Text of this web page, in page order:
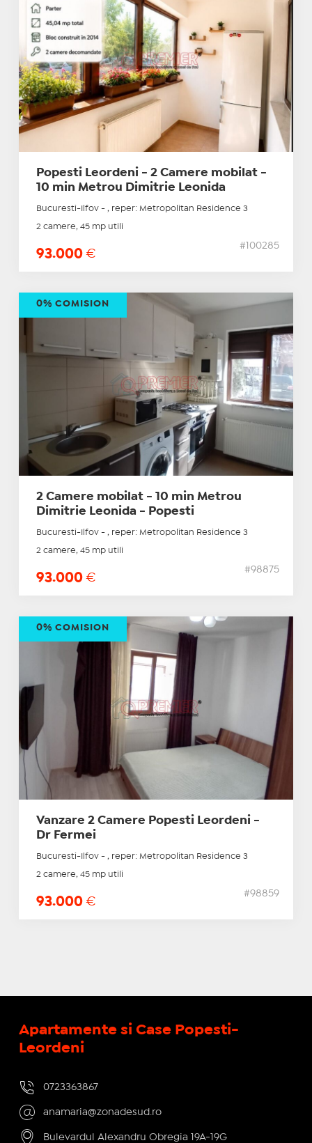
Popesti Leordeni - 2 Camere mobilat -
10 min Metrou Dimitrie Leonida
Bucuresti-Ilfov - , reper: Metropolitan Residence 3
2 camere, 45 mp utili
93.000 €
#100285
2 Camere mobilat - 10 min Metrou
Dimitrie Leonida - Popesti
Bucuresti-Ilfov - , reper: Metropolitan Residence 3
2 camere, 45 mp utili
93.000 €
#98875
0% COMISION
Vanzare 2 Camere Popesti Leordeni -
Dr Fermei
Bucuresti-Ilfov - , reper: Metropolitan Residence 3
2 camere, 45 mp utili
93.000 €
#98859
0% COMISION
Apartamente si Case Popesti-
Leordeni
0723363867
anamaria@zonadesud.ro
Bulevardul Alexandru Obregia 19A-19G